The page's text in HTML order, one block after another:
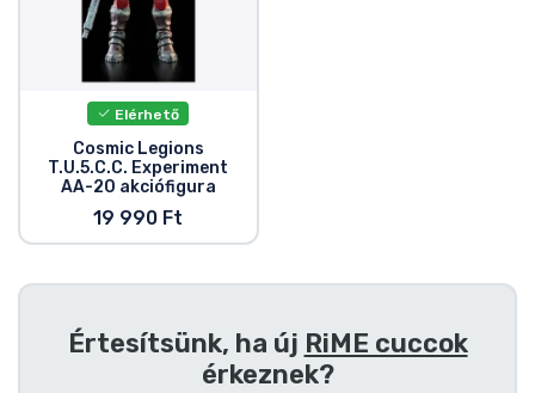
Elérhető
Cosmic Legions
T.U.5.C.C. Experiment
AA-20 akciófigura
19 990 Ft
Értesítsünk, ha új RiME cuccok
érkeznek?
Filmes cuccok
Mesés cuccok
Animés cuccok
Sportos cuccok